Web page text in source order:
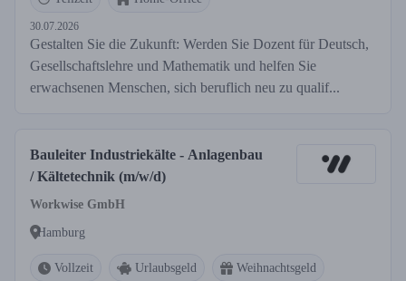
30.07.2026
Gestalten Sie die Zukunft: Werden Sie Dozent für Deutsch,
Gesellschaftslehre und Mathematik und helfen Sie
erwachsenen Menschen, sich beruflich neu zu qualif...
Bauleiter Industriekälte - Anlagenbau
/ Kältetechnik (m/w/d)
Workwise GmbH
Hamburg
Vollzeit Urlaubsgeld Weihnachtsgeld